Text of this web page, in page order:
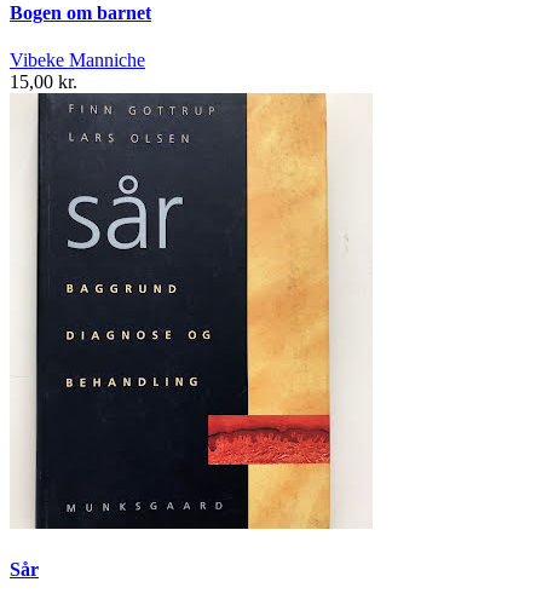
Bogen om barnet
Vibeke Manniche
15,00 kr.
Sår